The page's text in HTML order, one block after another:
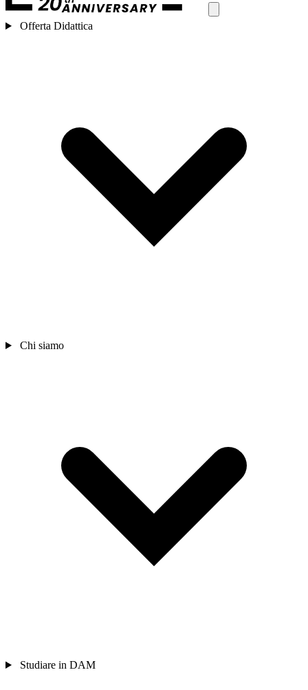
Offerta Didattica
Chi siamo
Studiare in DAM